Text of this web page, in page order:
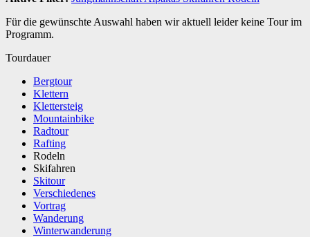
Für die gewünschte Auswahl haben wir aktuell leider keine Tour im
Programm.
Tourdauer
Bergtour
Klettern
Klettersteig
Mountainbike
Radtour
Rafting
Rodeln
Skifahren
Skitour
Verschiedenes
Vortrag
Wanderung
Winterwanderung